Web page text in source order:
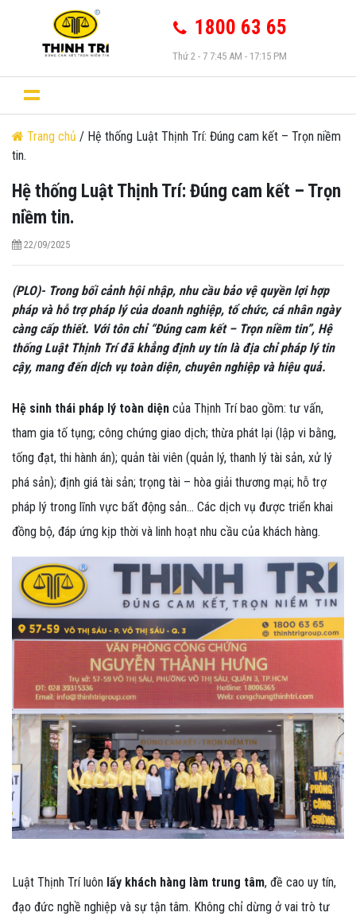
1800 63 65
Thứ 2 - 7 7:45 AM - 17:15 PM
Trang chủ / Hệ thống Luật Thịnh Trí: Đúng cam kết – Trọn niềm
tin.
Hệ thống Luật Thịnh Trí: Đúng cam kết – Trọn
niềm tin.
22/09/2025
(PLO)- Trong bối cảnh hội nhập, nhu cầu bảo vệ quyền lợi hợp
pháp và hỗ trợ pháp lý của doanh nghiệp, tổ chức, cá nhân ngày
càng cấp thiết. Với tôn chỉ “Đúng cam kết – Trọn niềm tin”, Hệ
thống Luật Thịnh Trí đã khẳng định uy tín là địa chỉ pháp lý tin
cậy, mang đến dịch vụ toàn diện, chuyên nghiệp và hiệu quả.
Hệ sinh thái pháp lý toàn diện của Thịnh Trí bao gồm: tư vấn,
tham gia tố tụng; công chứng giao dịch; thừa phát lại (lập vi bằng,
tống đạt, thi hành án); quản tài viên (quản lý, thanh lý tài sản, xử lý
phá sản); định giá tài sản; trọng tài – hòa giải thương mại; hỗ trợ
pháp lý trong lĩnh vực bất động sản… Các dịch vụ được triển khai
đồng bộ, đáp ứng kịp thời và linh hoạt nhu cầu của khách hàng.
Luật Thịnh Trí luôn lấy khách hàng làm trung tâm, đề cao uy tín,
đạo đức nghề nghiệp và sự tận tâm. Không chỉ dừng ở vai trò tư